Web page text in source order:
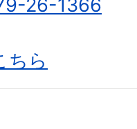
26-1366
ちら